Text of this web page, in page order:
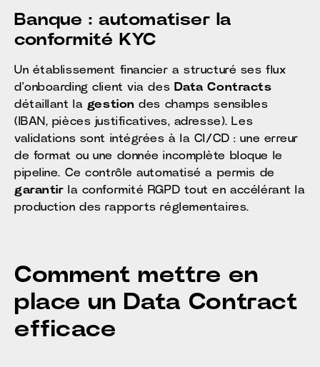
Banque : automatiser la
conformité KYC
Un établissement financier a structuré ses flux
d’onboarding client via des Data Contracts
détaillant la gestion des champs sensibles
(IBAN, pièces justificatives, adresse). Les
validations sont intégrées à la CI/CD : une erreur
de format ou une donnée incomplète bloque le
pipeline. Ce contrôle automatisé a permis de
garantir la conformité RGPD tout en accélérant la
production des rapports réglementaires.
Comment mettre en
place un Data Contract
efficace